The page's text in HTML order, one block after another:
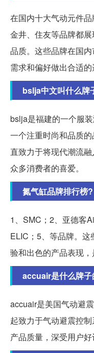
在国内十大气动元件
金井、住友等品牌都
品质。这些品牌在国
需求和偏好做出合适的
bslja中文叫什么牌
bslja是福建的一个服
一个注重时尚和品质
直致力于将现代潮流
众多消费者的喜爱。
氮气缸品牌排行榜?
1、SMC；2、亚德客
ELIC；5、等品牌。
验和出色的产品表现，
accuair是什么牌子
accuair是美国气动避
起致力于气动避震控
产品质量，深受用户好